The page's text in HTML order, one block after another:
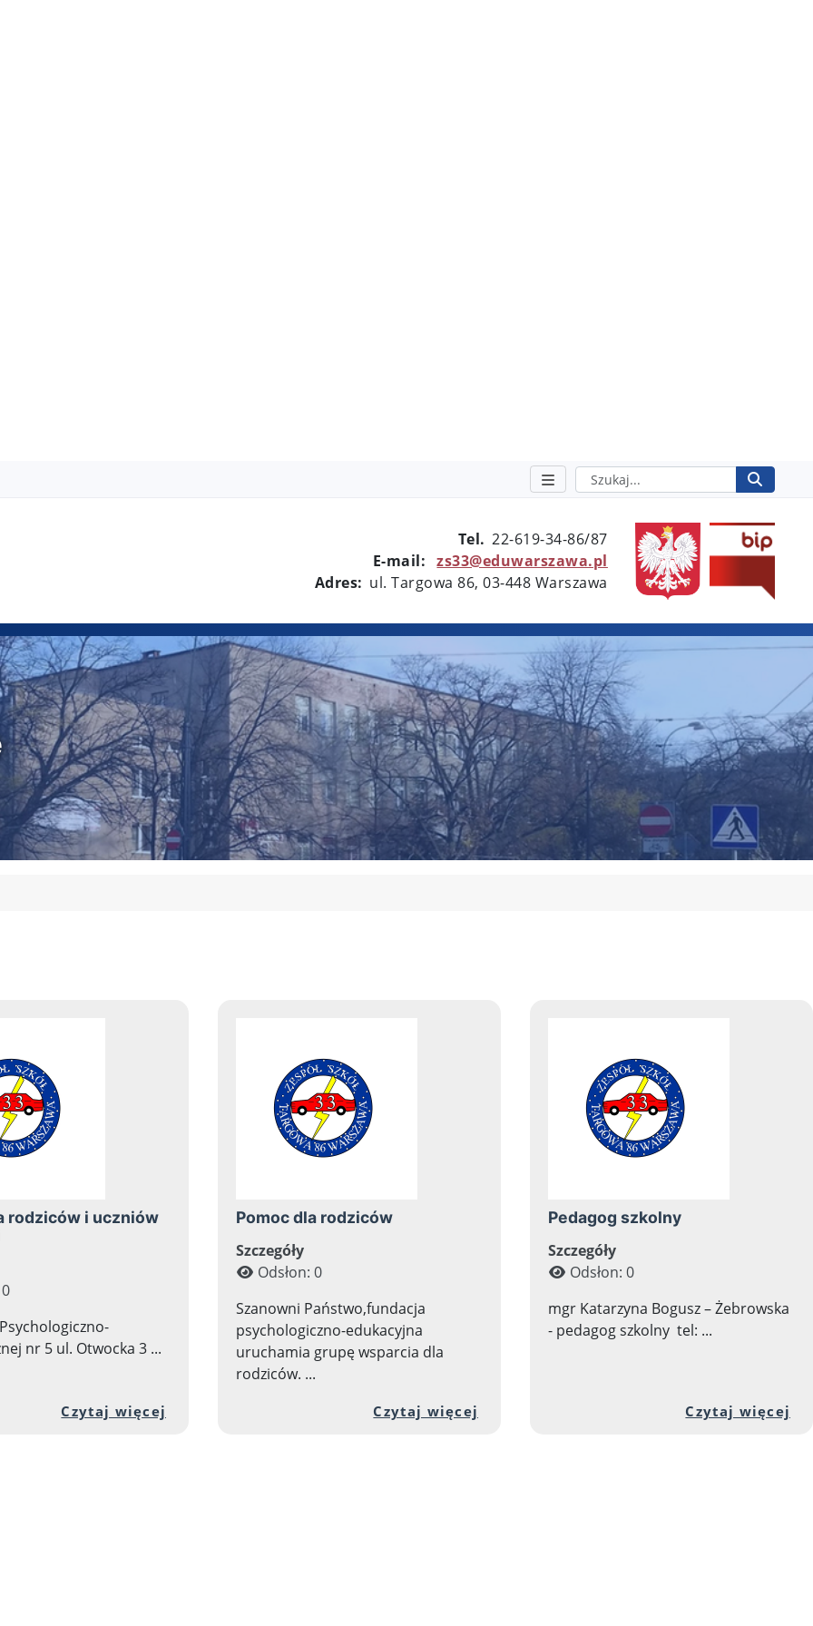
Szukaj
Tel. 22-619-34-86/87
E-mail:
zs33@eduwarszawa.pl
Adres: ul. Targowa 86, 03-448 Warszawa
zawartości artykułu: Drodzy uczniowie!
rodziców i uczniów
nr 5 ul. Otwocka 3 ...
Czytaj więcej Przejdź do pełnej zawartości artykułu: Pomoc dla rodziców i uczniów w
Pomoc dla rodziców
Szczegóły
Odsłon: 0
Szanowni Państwo,fundacja
psychologiczno-edukacyjna
uruchamia grupę wsparcia dla
rodziców. ...
Czytaj więcej Przejdź do pełnej zawartości artykułu:
Pedagog szkolny
Szczegóły
Odsłon: 0
mgr Katarzyna Bogusz – Żebrowska
- pedagog szkolny tel: ...
Czytaj więcej